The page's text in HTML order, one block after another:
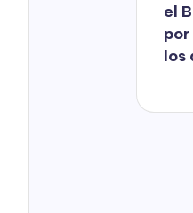
el
por
los